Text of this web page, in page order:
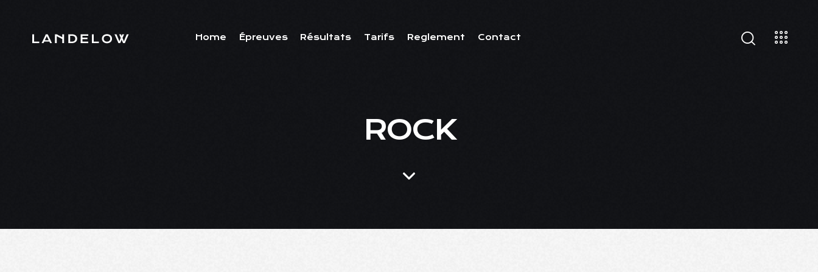
Home Épreuves Résultats Tarifs Reglement Contact
ROCK